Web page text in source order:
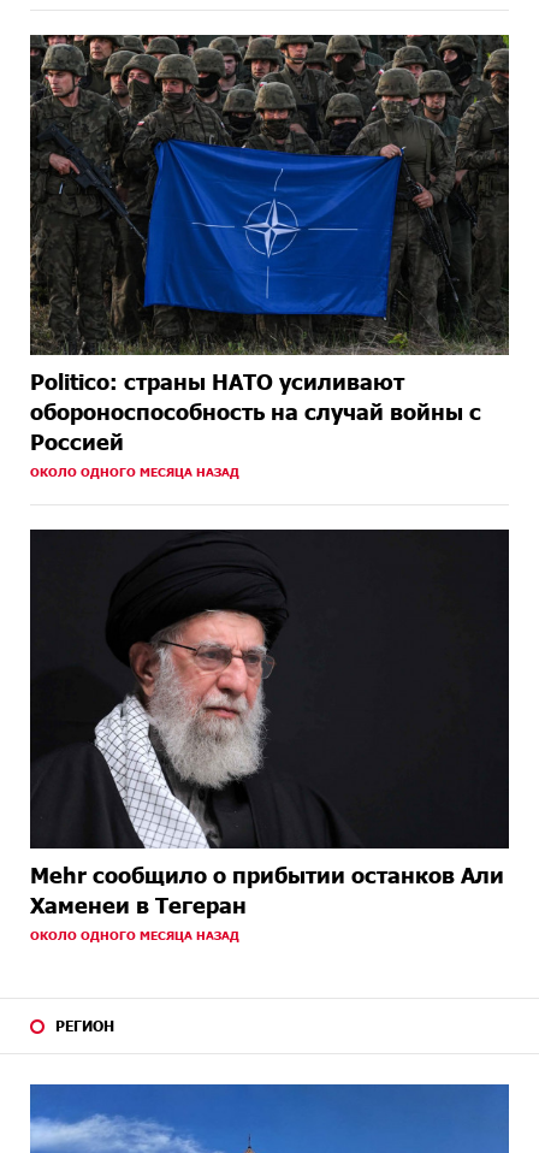
Politico: страны НАТО усиливают
обороноспособность на случай войны с
Россией
ОКОЛО ОДНОГО МЕСЯЦА НАЗАД
Mehr сообщило о прибытии останков Али
Хаменеи в Тегеран
ОКОЛО ОДНОГО МЕСЯЦА НАЗАД
РЕГИОН